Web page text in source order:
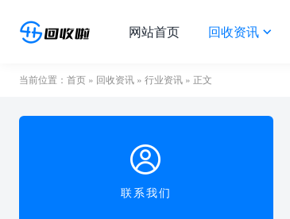
网站首页 回收资讯 
当前位置： 首页 » 回收资讯 » 行业资讯 » 正文

联系我们